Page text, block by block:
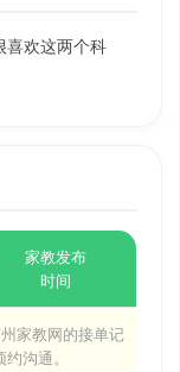
喜欢这两个科
家教发布
时间
家教网的接单记
沟通。